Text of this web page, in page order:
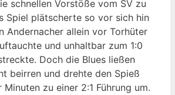
schnellen Vorstöße vom SV zu
Spiel plätscherte so vor sich hin
Andernacher allein vor Torhüter
und unhaltbar zum 1:0
Doch die Blues ließen
beirren und drehte den Spieß
Minuten zu einer 2:1 Führung um.